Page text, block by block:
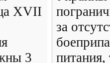
XVII
3
за
питания,